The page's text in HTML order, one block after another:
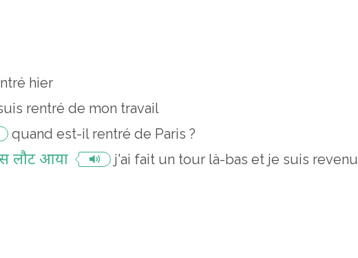
hier
rentré de mon travail
quand est-il rentré de Paris ?
लौट आया j'ai fait un tour là-bas et je suis revenu